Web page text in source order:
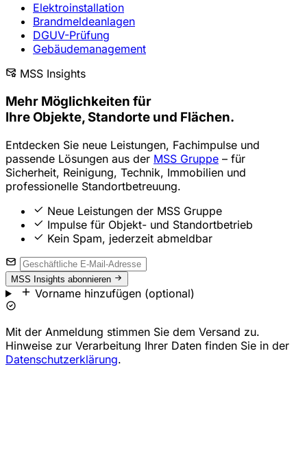
Elektroinstallation
Brandmeldeanlagen
DGUV-Prüfung
Gebäudemanagement
MSS Insights
Mehr Möglichkeiten für
Ihre Objekte, Standorte und Flächen.
Entdecken Sie neue Leistungen, Fachimpulse und
passende Lösungen aus der MSS Gruppe – für
Sicherheit, Reinigung, Technik, Immobilien und
professionelle Standortbetreuung.
Neue Leistungen der MSS Gruppe
Impulse für Objekt- und Standortbetrieb
Kein Spam, jederzeit abmeldbar
MSS Insights abonnieren
Vorname hinzufügen (optional)
Mit der Anmeldung stimmen Sie dem Versand zu.
Hinweise zur Verarbeitung Ihrer Daten finden Sie in der
Datenschutzerklärung.